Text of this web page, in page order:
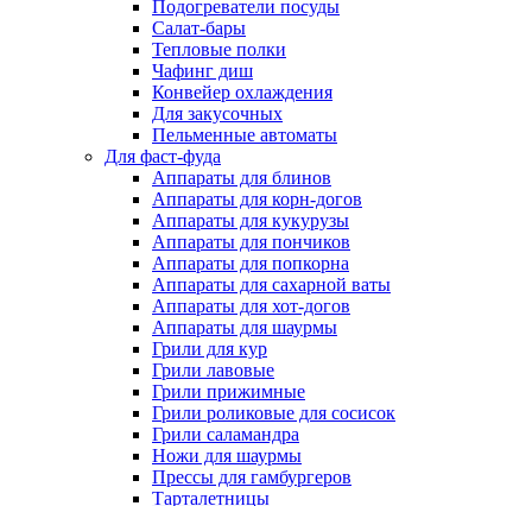
Подогреватели посуды
Салат-бары
Тепловые полки
Чафинг диш
Конвейер охлаждения
Для закусочных
Пельменные автоматы
Для фаст-фуда
Аппараты для блинов
Аппараты для корн-догов
Аппараты для кукурузы
Аппараты для пончиков
Аппараты для попкорна
Аппараты для сахарной ваты
Аппараты для хот-догов
Аппараты для шаурмы
Грили для кур
Грили лавовые
Грили прижимные
Грили роликовые для сосисок
Грили саламандра
Ножи для шаурмы
Прессы для гамбургеров
Тарталетницы